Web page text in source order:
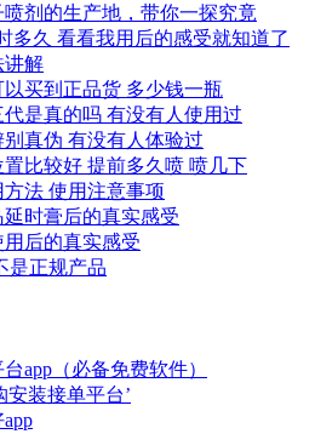
剂的生产地，带你一探究竟
多久 看看我用后的感受就知道了
讲解
买到正品货 多少钱一瓶
是真的吗 有没有人使用过
真伪 有没有人体验过
比较好 提前多久喷 喷几下
法 使用注意事项
时膏后的真实感受
后的真实感受
是正规产品
app（必备免费软件）
安装接单平台’